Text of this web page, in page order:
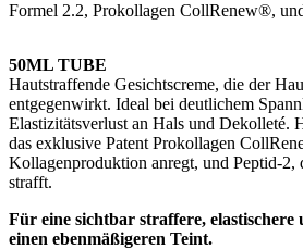
Formel 2.2, Prokollagen CollRenew®,
50ML TUBE
Hautstraffende Gesichtscreme, die der
entgegenwirkt. Ideal bei deutlichem
Elastizitätsverlust an Hals und Dekolleté.
das exklusive Patent Prokollagen
Kollagenproduktion anregt, und Peptid-2,
strafft.
Für eine sichtbar straffere, elastischere
einen ebenmäßigeren Teint.